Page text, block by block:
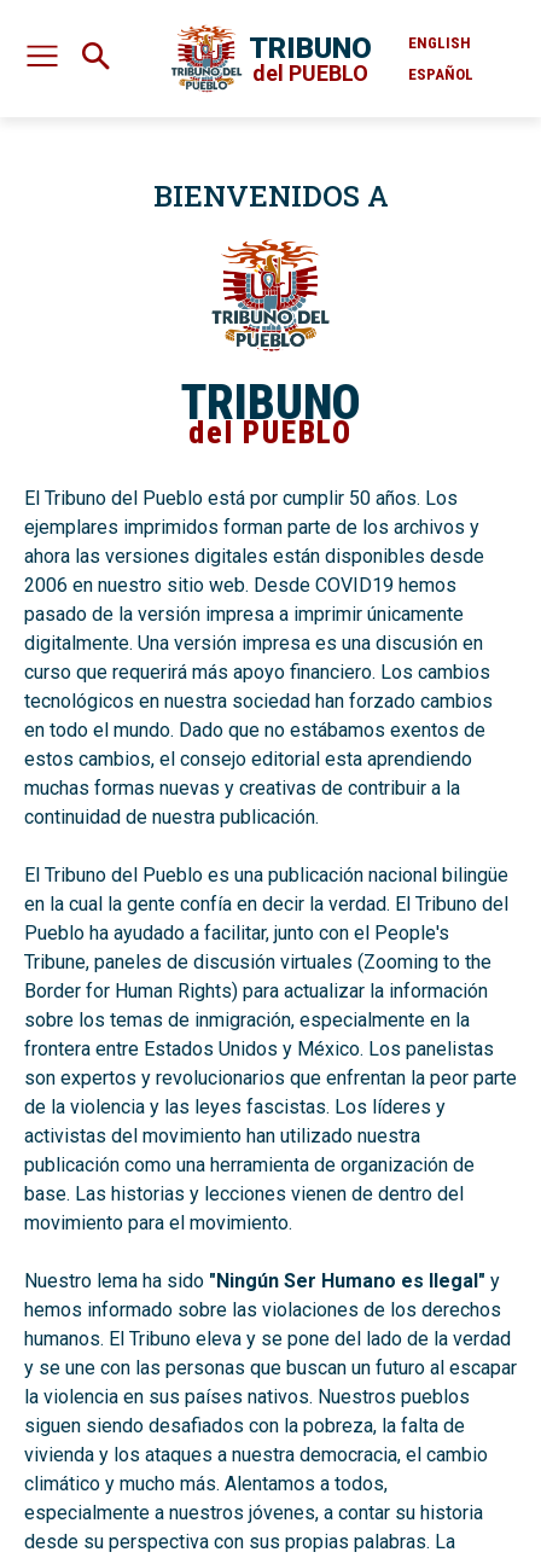
TRIBUNO
del PUEBLO
ENGLISH
ESPAÑOL
BIENVENIDOS A
TRIBUNO
del PUEBLO
El Tribuno del Pueblo está por cumplir 50 años. Los
ejemplares imprimidos forman parte de los archivos y
ahora las versiones digitales están disponibles desde
2006 en nuestro sitio web. Desde COVID19 hemos
pasado de la versión impresa a imprimir únicamente
digitalmente. Una versión impresa es una discusión en
curso que requerirá más apoyo financiero. Los cambios
tecnológicos en nuestra sociedad han forzado cambios
en todo el mundo. Dado que no estábamos exentos de
estos cambios, el consejo editorial esta aprendiendo
muchas formas nuevas y creativas de contribuir a la
continuidad de nuestra publicación.
El Tribuno del Pueblo es una publicación nacional bilingüe
en la cual la gente confía en decir la verdad. El Tribuno del
Pueblo ha ayudado a facilitar, junto con el People's
Tribune, paneles de discusión virtuales (Zooming to the
Border for Human Rights) para actualizar la información
sobre los temas de inmigración, especialmente en la
frontera entre Estados Unidos y México. Los panelistas
son expertos y revolucionarios que enfrentan la peor parte
de la violencia y las leyes fascistas. Los líderes y
activistas del movimiento han utilizado nuestra
publicación como una herramienta de organización de
base. Las historias y lecciones vienen de dentro del
movimiento para el movimiento.
Nuestro lema ha sido "Ningún Ser Humano es Ilegal" y
hemos informado sobre las violaciones de los derechos
humanos. El Tribuno eleva y se pone del lado de la verdad
y se une con las personas que buscan un futuro al escapar
la violencia en sus países nativos. Nuestros pueblos
siguen siendo desafiados con la pobreza, la falta de
vivienda y los ataques a nuestra democracia, el cambio
climático y mucho más. Alentamos a todos,
especialmente a nuestros jóvenes, a contar su historia
desde su perspectiva con sus propias palabras. La